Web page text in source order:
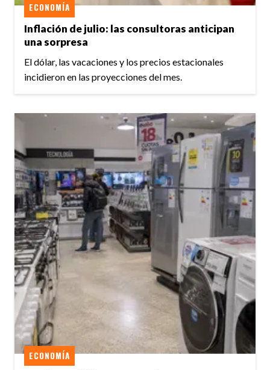
Inflación de julio: las consultoras anticipan
una sorpresa
ECONOMÍA
El dólar, las vacaciones y los precios estacionales
incidieron en las proyecciones del mes.
ECONOMÍA